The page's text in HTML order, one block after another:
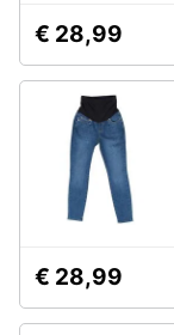
€ 28,99
€ 28,99